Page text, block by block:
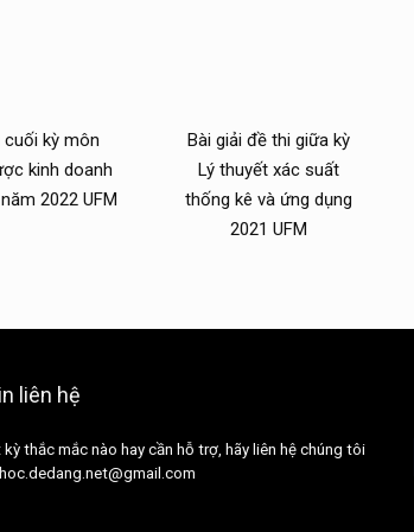
kỳ môn
kinh doanh
2022 UFM
Bài giải đề thi giữa kỳ
Lý thuyết xác suất
thống kê và ứng dụng
2021 UFM
liên hệ
thắc mắc nào hay cần hỗ trợ, hãy liên hệ chúng tôi